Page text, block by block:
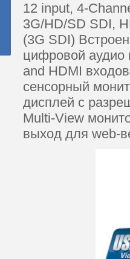
12 input, 4-
3G/HD/SD SDI,
(3G SDI)
цифровой аудио
and HDMI
сенсорный
дисплей с
Multi-View
выход для web-